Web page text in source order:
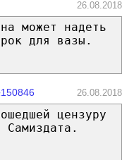
26.08.2018
может надеть
для вазы.
26.08.2018
цензуру